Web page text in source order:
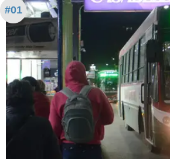
#01